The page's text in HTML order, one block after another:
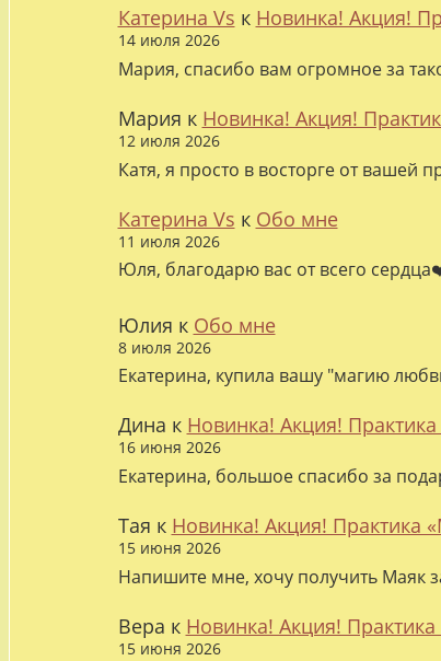
Катерина Vs к Новинка! Акция!
14 июля 2026
Мария, спасибо вам огромное за
Мария к Новинка! Акция!
12 июля 2026
Катя, я просто в восторге от вашей
Катерина Vs к Обо мне
11 июля 2026
Юля, благодарю вас от всего
Юлия к Обо мне
8 июля 2026
Екатерина, купила вашу "магию
Дина к Новинка! Акция!
16 июня 2026
Екатерина, большое спасибо за
Тая к Новинка! Акция! Практика
15 июня 2026
Напишите мне, хочу получить Маяк
Вера к Новинка! Акция!
15 июня 2026